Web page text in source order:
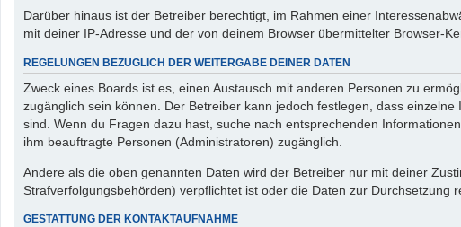
Darüber hinaus ist der Betreiber berechtigt, im Rahmen einer
mit deiner IP-Adresse und der von deinem Browser übermittelter Browser-
REGELUNGEN BEZÜGLICH DER WEITERGABE DEINER DATEN
Zweck eines Boards ist es, einen Austausch mit anderen Personen zu
zugänglich sein können. Der Betreiber kann jedoch festlegen, dass
sind. Wenn du Fragen dazu hast, suche nach entsprechenden
ihm beauftragte Personen (Administratoren) zugänglich.
Andere als die oben genannten Daten wird der Betreiber nur mit deiner
Strafverfolgungsbehörden) verpflichtet ist oder die Daten zur Durchsetzung
GESTATTUNG DER KONTAKTAUFNAHME